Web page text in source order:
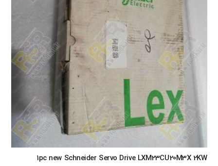
1pc new Schneider Servo Drive LXM23CU20M3X 2KW